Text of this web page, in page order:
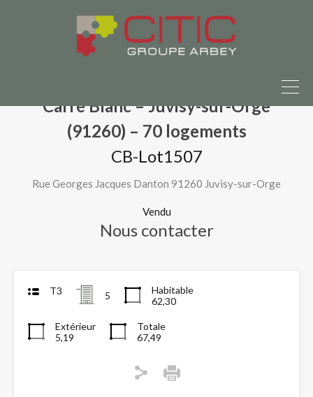
terrain à vendre ?Parlons-en ici
Accueil
Nos programmes neufs
Carré Blanc – Juvisy-sur-Orge (91260) – 70 logements
Carré Blanc – Juvisy-sur-Orge
(91260) – 70 logements
CB-Lot1507
Rue Georges Jacques Danton 91260 Juvisy-sur-Orge
Vendu
Nous contacter
T3 5
Habitable
62,30
Extérieur
5,19
Totale
67,49